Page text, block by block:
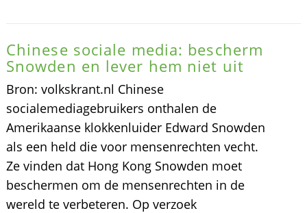
Chinese sociale media: bescherm
Snowden en lever hem niet uit
Bron: volkskrant.nl Chinese
socialemediagebruikers onthalen de
Amerikaanse klokkenluider Edward Snowden
als een held die voor mensenrechten vecht.
Ze vinden dat Hong Kong Snowden moet
beschermen om de mensenrechten in de
wereld te verbeteren. Op verzoek